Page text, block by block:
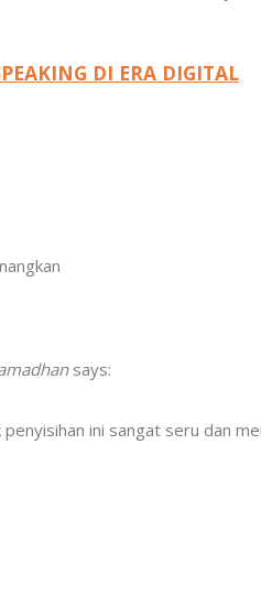
DI ERA DIGITAL
says:
ini sangat seru dan